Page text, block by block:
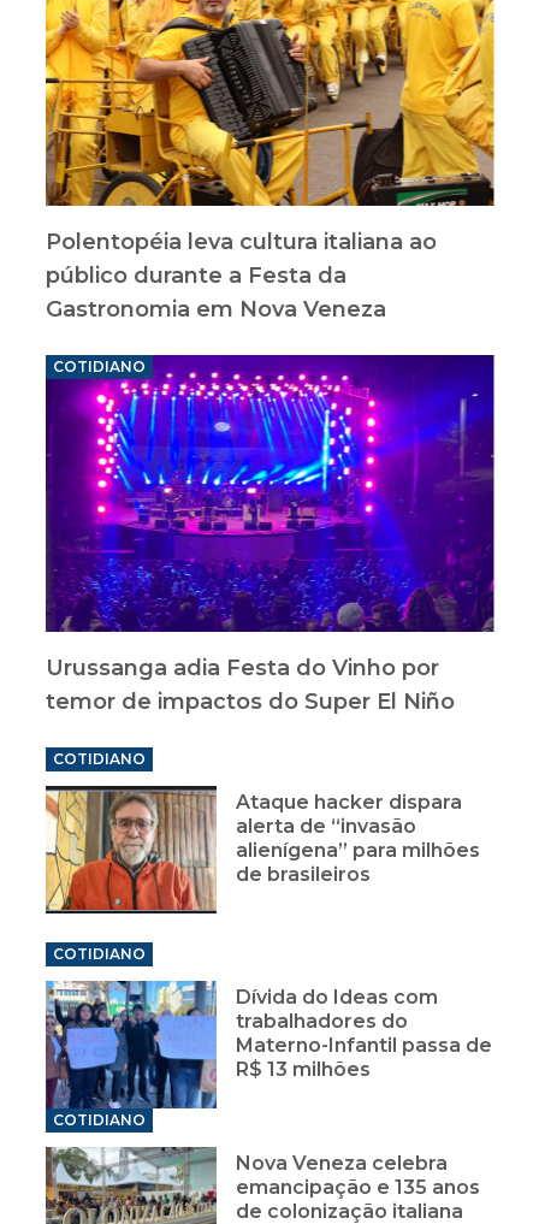
Polentopéia leva cultura italiana ao
público durante a Festa da
Gastronomia em Nova Veneza
COTIDIANO
Urussanga adia Festa do Vinho por
temor de impactos do Super El Niño
COTIDIANO
Ataque hacker dispara
alerta de “invasão
alienígena” para milhões
de brasileiros
COTIDIANO
Dívida do Ideas com
trabalhadores do
Materno-Infantil passa de
R$ 13 milhões
COTIDIANO
Nova Veneza celebra
emancipação e 135 anos
de colonização italiana